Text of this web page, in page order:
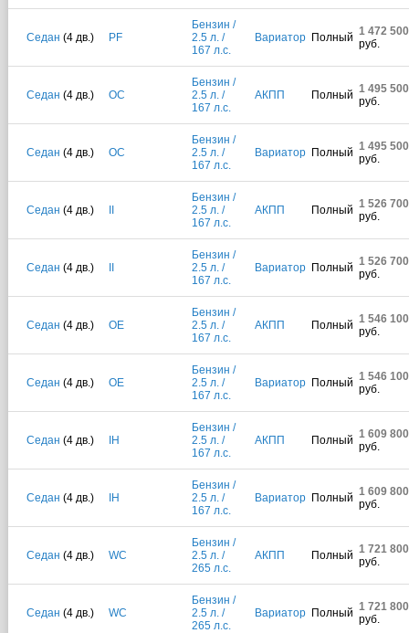
Седан (4 дв.) PF
Бензин /
2.5 л. /
167 л.с.
Вариатор Полный 1 472 500
руб.
Седан (4 дв.) OC
Бензин /
2.5 л. /
167 л.с.
АКПП Полный 1 495 500
руб.
Седан (4 дв.) OC
Бензин /
2.5 л. /
167 л.с.
Вариатор Полный 1 495 500
руб.
Седан (4 дв.)
Бензин /
2.5 л. /
167 л.с.
АКПП Полный 1 526 700
руб.
Седан (4 дв.)
Бензин /
2.5 л. /
167 л.с.
Вариатор Полный 1 526 700
руб.
Седан (4 дв.) OE
Бензин /
2.5 л. /
167 л.с.
АКПП Полный 1 546 100
руб.
Седан (4 дв.) OE
Бензин /
2.5 л. /
167 л.с.
Вариатор Полный 1 546 100
руб.
Седан (4 дв.) IH
Бензин /
2.5 л. /
167 л.с.
АКПП Полный 1 609 800
руб.
Седан (4 дв.) IH
Бензин /
2.5 л. /
167 л.с.
Вариатор Полный 1 609 800
руб.
Седан (4 дв.) WC
Бензин /
2.5 л. /
265 л.с.
АКПП Полный 1 721 800
руб.
Седан (4 дв.) WC
Бензин /
2.5 л. /
265 л.с.
Вариатор Полный 1 721 800
руб.